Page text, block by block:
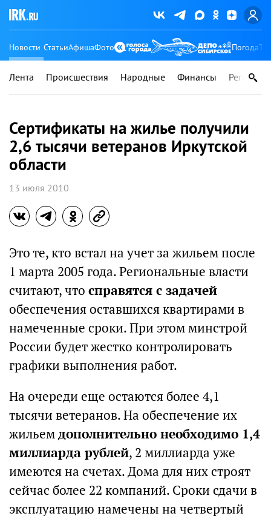
Новости СтатьиАфишаФото Погода
Лента Происшествия Народные Финансы Регионы
Сертификаты на жилье получили
2,6 тысячи ветеранов Иркутской
области
13 июля 2010
Это те, кто встал на учет за жильем после
1 марта 2005 года. Региональные власти
считают, что справятся с задачей
обеспечения оставшихся квартирами в
намеченные сроки. При этом минстрой
России будет жестко контролировать
графики выполнения работ.
На очереди еще остаются более 4,1
тысячи ветеранов. На обеспечение их
жильемдополнительно необходимо 1,4
миллиарда рублей, 2 миллиарда уже
имеются на счетах. Дома для них строят
сейчас более 22 компаний. Сроки сдачи в
эксплуатацию намечены на четвертый